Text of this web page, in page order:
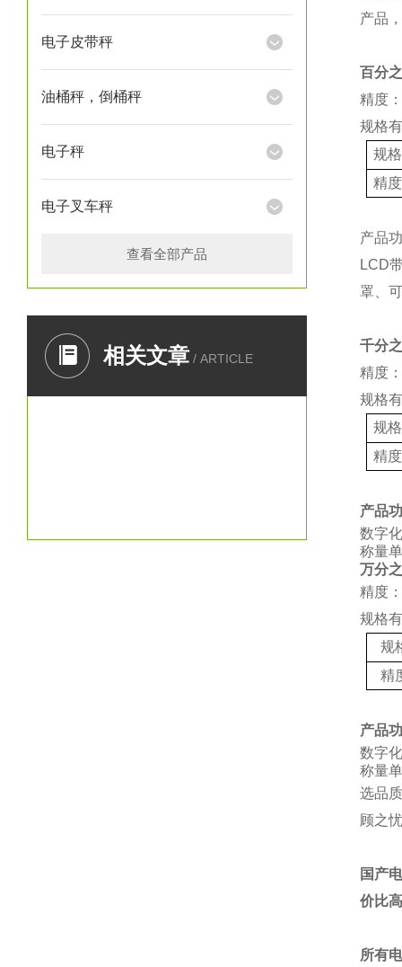
电子皮带秤
油桶秤，倒桶秤
电子秤
电子叉车秤
查看全部产品
相关文章 / ARTICLE
产品
百分
精度
规格
规格
精度
产品
LCD
罩、
千分
精度
规格
规格
精度
产品
数字
称量
万分
精度
规格
规
精
产品
数字
称量
选品
顾之
国产
价比
所有